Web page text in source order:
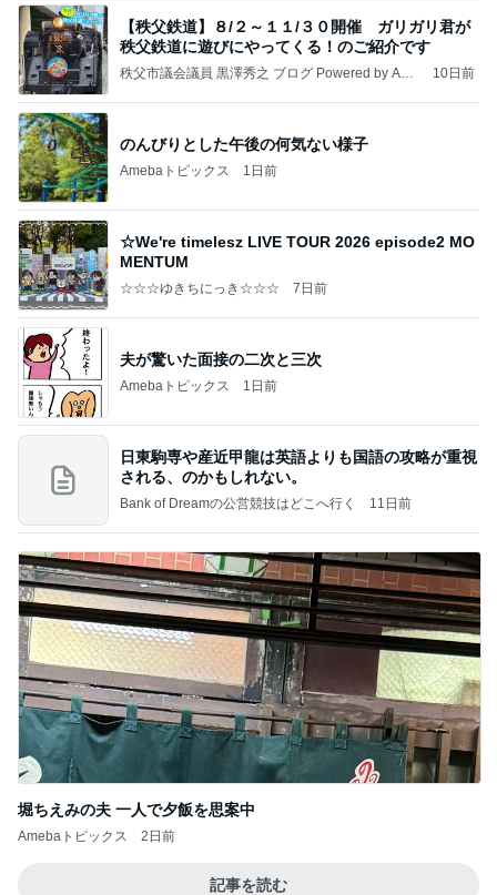
【秩父鉄道】８/２～１１/３０開催 ガリガリ君が
秩父鉄道に遊びにやってくる！のご紹介です
秩父市議会議員 黒澤秀之 ブログ Powered by Ame
10日前
のんびりとした午後の何気ない様子
Amebaトピックス 1日前
☆We're timelesz LIVE TOUR 2026 episode2 MO
MENTUM
☆☆☆ゆきちにっき☆☆☆ 7日前
夫が驚いた面接の二次と三次
Amebaトピックス 1日前
日東駒専や産近甲龍は英語よりも国語の攻略が重視
される、のかもしれない。
Bank of Dreamの公営競技はどこへ行く 11日前
堀ちえみの夫 一人で夕飯を思案中
Amebaトピックス 2日前
記事を読む